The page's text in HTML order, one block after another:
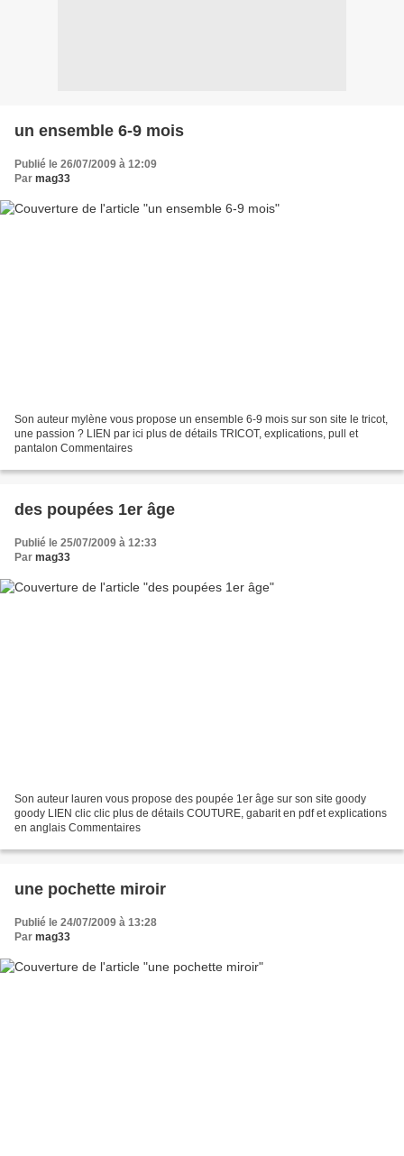
un ensemble 6-9 mois
Publié le 26/07/2009 à 12:09
Par mag33
Son auteur mylène vous propose un ensemble 6-9 mois sur son site le tricot,
une passion ? LIEN par ici plus de détails TRICOT, explications, pull et
pantalon Commentaires
des poupées 1er âge
Publié le 25/07/2009 à 12:33
Par mag33
Son auteur lauren vous propose des poupée 1er âge sur son site goody
goody LIEN clic clic plus de détails COUTURE, gabarit en pdf et explications
en anglais Commentaires
une pochette miroir
Publié le 24/07/2009 à 13:28
Par mag33